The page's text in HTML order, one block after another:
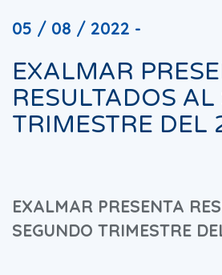
05 / 08 / 2022 -
EXALMAR
RESULTADOS
TRIMESTRE DEL
EXALMAR PRESENTA
SEGUNDO TRIMESTRE